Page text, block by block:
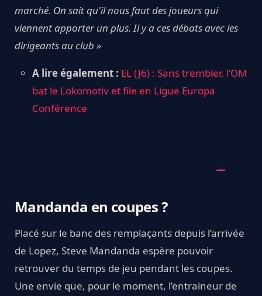
marché. On sait qu'il nous faut des joueurs qui
viennent apporter un plus. Il y a ces débats avec les
dirigeants au club »
A lire également : EL (J6) : Sans trembler, l’OM
bat le Lokomotiv et file en Ligue Europa
Conférence
Mandanda en coupes ?
Placé sur le banc des remplaçants depuis l’arrivée
de Lopez, Steve Mandanda espère pouvoir
retrouver du temps de jeu pendant les coupes.
Une envie que, pour le moment, l’entraineur de